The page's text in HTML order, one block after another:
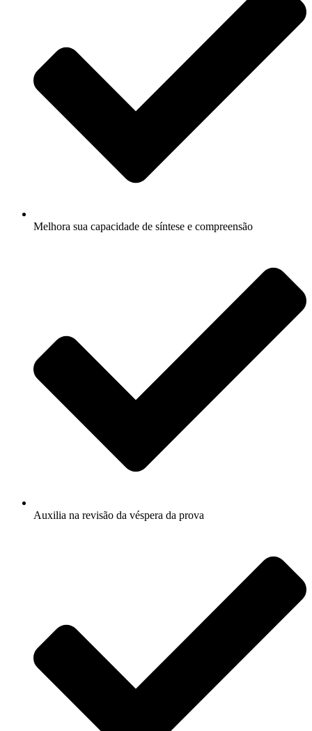
Melhora sua capacidade de síntese e compreensão
Auxilia na revisão da véspera da prova